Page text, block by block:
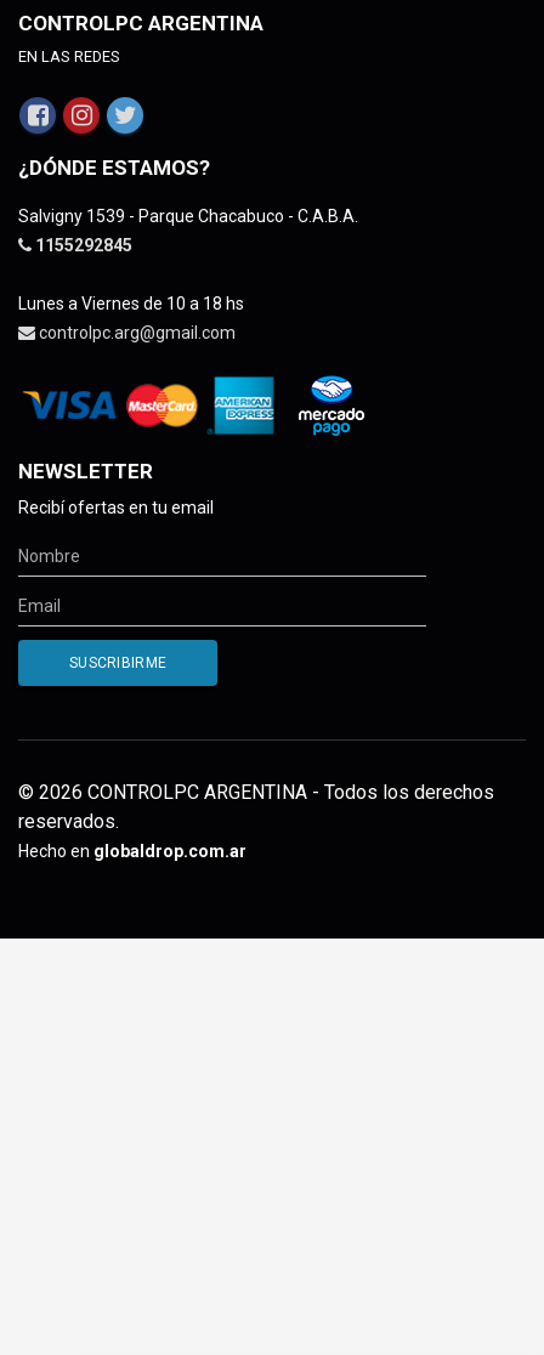
CONTROLPC ARGENTINA
EN LAS REDES
¿DÓNDE ESTAMOS?
Salvigny 1539 - Parque Chacabuco - C.A.B.A.
1155292845
Lunes a Viernes de 10 a 18 hs
controlpc.arg@gmail.com
NEWSLETTER
Recibí ofertas en tu email
© 2026 CONTROLPC ARGENTINA - Todos los derechos
reservados.
Hecho en globaldrop.com.ar